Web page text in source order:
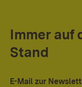
Immer auf
Stand
E-Mail zur